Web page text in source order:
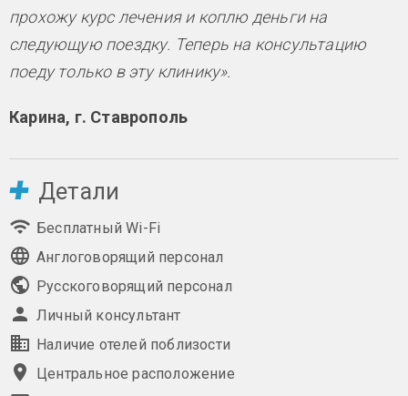
прохожу курс лечения и коплю деньги на
следующую поездку. Теперь на консультацию
поеду только в эту клинику».
Карина, г. Ставрополь
Детали
Бесплатный Wi-Fi
Англоговорящий персонал
Русскоговорящий персонал
Личный консультант
Наличие отелей поблизости
Центральное расположение